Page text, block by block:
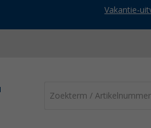
Vakantie-